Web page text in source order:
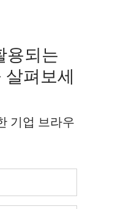
용되는
펴보세
기업 브라우